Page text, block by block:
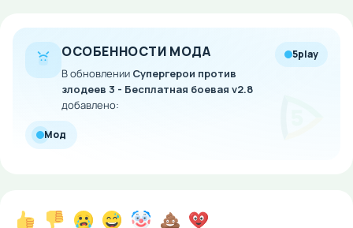
ОСОБЕННОСТИ МОДА
В обновлении Супергерои против
злодеев 3 - Бесплатная боевая v2.8
добавлено:
5play
Мод